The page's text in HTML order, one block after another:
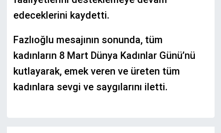
edeceklerini kaydetti.
Fazlıoğlu mesajının sonunda, tüm
kadınların 8 Mart Dünya Kadınlar Günü’nü
kutlayarak, emek veren ve üreten tüm
kadınlara sevgi ve saygılarını iletti.